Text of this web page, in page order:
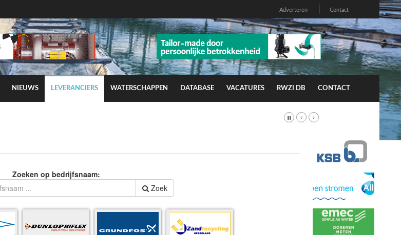
Adverteren Contact
NIEUWS LEVERANCIERS WATERSCHAPPEN DATABASE VACATURES RWZI DB CONTACT
Zoeken op bedrijfsnaam:
Zoek